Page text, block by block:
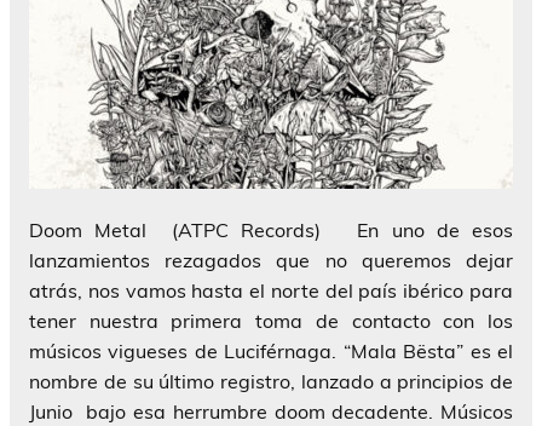
Doom Metal (ATPC Records) En uno de esos
lanzamientos rezagados que no queremos dejar
atrás, nos vamos hasta el norte del país ibérico para
tener nuestra primera toma de contacto con los
músicos vigueses de Luciférnaga. “Mala Bësta” es el
nombre de su último registro, lanzado a principios de
Junio bajo esa herrumbre doom decadente. Músicos